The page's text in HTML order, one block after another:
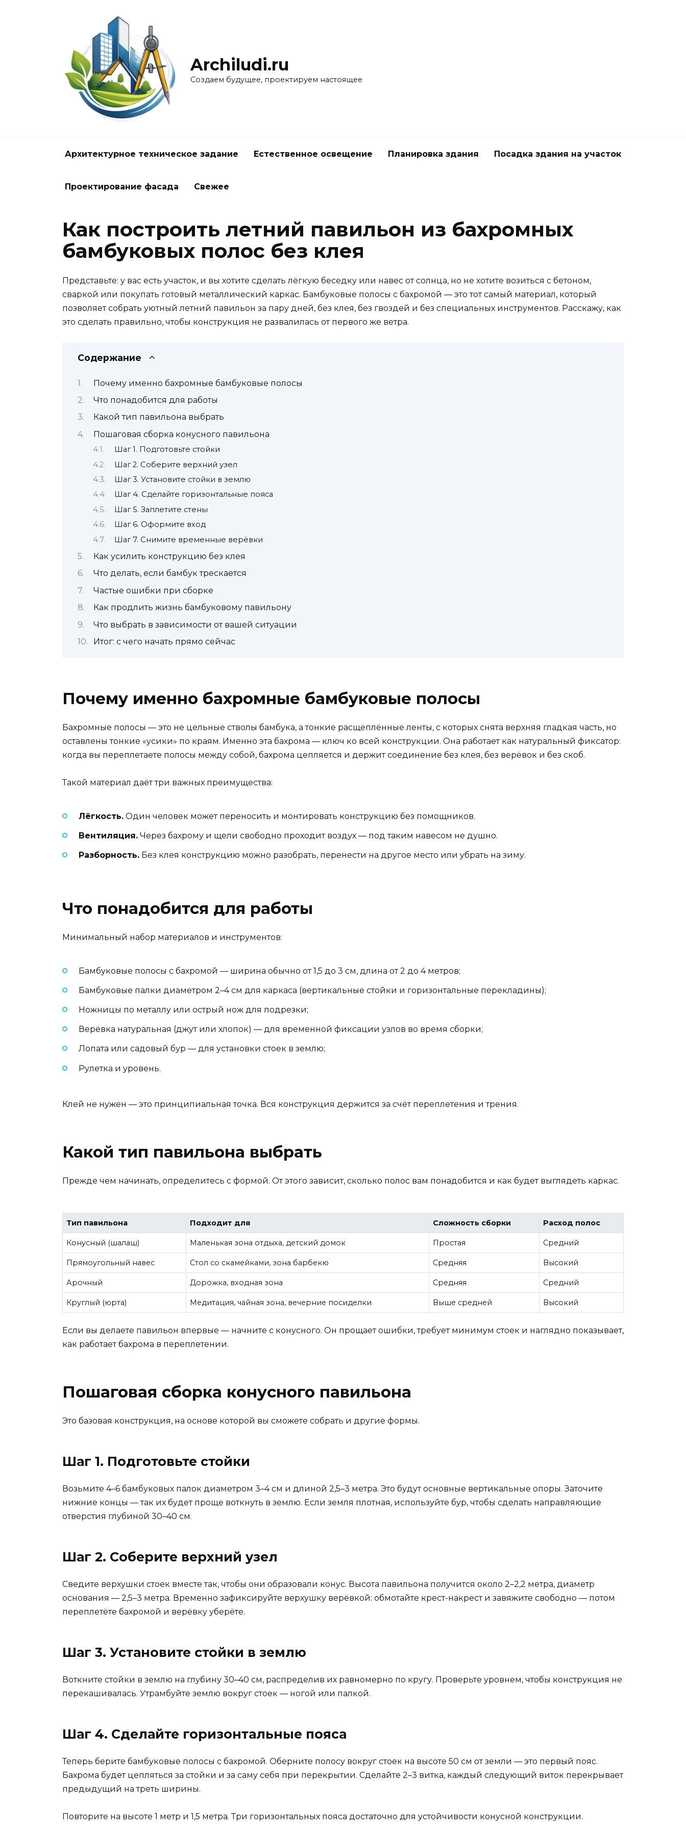
Archiludi.ru
Создаем будущее, проектируем настоящее
Архитектурное техническое задание Естественное освещение Планировка здания Посадка здания на участок
Проектирование фасада Свежее
Как построить летний павильон из бахромных
бамбуковых полос без клея
Представьте: у вас есть участок, и вы хотите сделать лёгкую беседку или навес от солнца, но не хотите возиться с бетоном,
сваркой или покупать готовый металлический каркас. Бамбуковые полосы с бахромой — это тот самый материал, который
позволяет собрать уютный летний павильон за пару дней, без клея, без гвоздей и без специальных инструментов. Расскажу, как
это сделать правильно, чтобы конструкция не развалилась от первого же ветра.
Содержание
Почему именно бахромные бамбуковые полосы
Что понадобится для работы
Какой тип павильона выбрать
Пошаговая сборка конусного павильона
Шаг 1. Подготовьте стойки
Шаг 2. Соберите верхний узел
Шаг 3. Установите стойки в землю
Шаг 4. Сделайте горизонтальные пояса
Шаг 5. Заплетите стены
Шаг 6. Оформите вход
Шаг 7. Снимите временные верёвки
Как усилить конструкцию без клея
Что делать, если бамбук трескается
Частые ошибки при сборке
Как продлить жизнь бамбуковому павильону
Что выбрать в зависимости от вашей ситуации
Итог: с чего начать прямо сейчас
Почему именно бахромные бамбуковые полосы
Бахромные полосы — это не цельные стволы бамбука, а тонкие расщеплённые ленты, с которых снята верхняя гладкая часть, но
оставлены тонкие «усики» по краям. Именно эта бахрома — ключ ко всей конструкции. Она работает как натуральный фиксатор:
когда вы переплетаете полосы между собой, бахрома цепляется и держит соединение без клея, без верёвок и без скоб.
Такой материал даёт три важных преимущества:
Лёгкость. Один человек может переносить и монтировать конструкцию без помощников.
Вентиляция. Через бахрому и щели свободно проходит воздух — под таким навесом не душно.
Разборность. Без клея конструкцию можно разобрать, перенести на другое место или убрать на зиму.
Что понадобится для работы
Минимальный набор материалов и инструментов:
Бамбуковые полосы с бахромой — ширина обычно от 1,5 до 3 см, длина от 2 до 4 метров;
Бамбуковые палки диаметром 2–4 см для каркаса (вертикальные стойки и горизонтальные перекладины);
Ножницы по металлу или острый нож для подрезки;
Верёвка натуральная (джут или хлопок) — для временной фиксации узлов во время сборки;
Лопата или садовый бур — для установки стоек в землю;
Рулетка и уровень.
Клей не нужен — это принципиальная точка. Вся конструкция держится за счёт переплетения и трения.
Какой тип павильона выбрать
Прежде чем начинать, определитесь с формой. От этого зависит, сколько полос вам понадобится и как будет выглядеть каркас.
Тип павильона Подходит для Сложность сборки Расход полос
Конусный (шалаш) Маленькая зона отдыха, детский домок Простая Средний
Прямоугольный навес Стол со скамейками, зона барбекю Средняя Высокий
Арочный Дорожка, входная зона Средняя Средний
Круглый (юрта) Медитация, чайная зона, вечерние посиделки Выше средней Высокий
Если вы делаете павильон впервые — начните с конусного. Он прощает ошибки, требует минимум стоек и наглядно показывает,
как работает бахрома в переплетении.
Пошаговая сборка конусного павильона
Это базовая конструкция, на основе которой вы сможете собрать и другие формы.
Шаг 1. Подготовьте стойки
Возьмите 4–6 бамбуковых палок диаметром 3–4 см и длиной 2,5–3 метра. Это будут основные вертикальные опоры. Заточите
нижние концы — так их будет проще воткнуть в землю. Если земля плотная, используйте бур, чтобы сделать направляющие
отверстия глубиной 30–40 см.
Шаг 2. Соберите верхний узел
Сведите верхушки стоек вместе так, чтобы они образовали конус. Высота павильона получится около 2–2,2 метра, диаметр
основания — 2,5–3 метра. Временно зафиксируйте верхушку верёвкой: обмотайте крест-накрест и завяжите свободно — потом
переплетёте бахромой и верёвку уберёте.
Шаг 3. Установите стойки в землю
Воткните стойки в землю на глубину 30–40 см, распределив их равномерно по кругу. Проверьте уровнем, чтобы конструкция не
перекашивалась. Утрамбуйте землю вокруг стоек — ногой или палкой.
Шаг 4. Сделайте горизонтальные пояса
Теперь берите бамбуковые полосы с бахромой. Оберните полосу вокруг стоек на высоте 50 см от земли — это первый пояс.
Бахрома будет цепляться за стойки и за саму себя при перекрытии. Сделайте 2–3 витка, каждый следующий виток перекрывает
предыдущий на треть ширины.
Повторите на высоте 1 метр и 1,5 метра. Три горизонтальных пояса достаточно для устойчивости конусной конструкции.